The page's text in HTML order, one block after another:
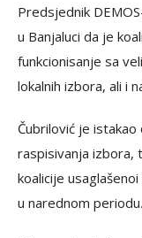
Predsjednik
u Banjaluci da je
funkcionisanje sa
lokalnih izbora, ali i
Čubrilović je
raspisivanja izbora,
koalicije
u narednom periodu.